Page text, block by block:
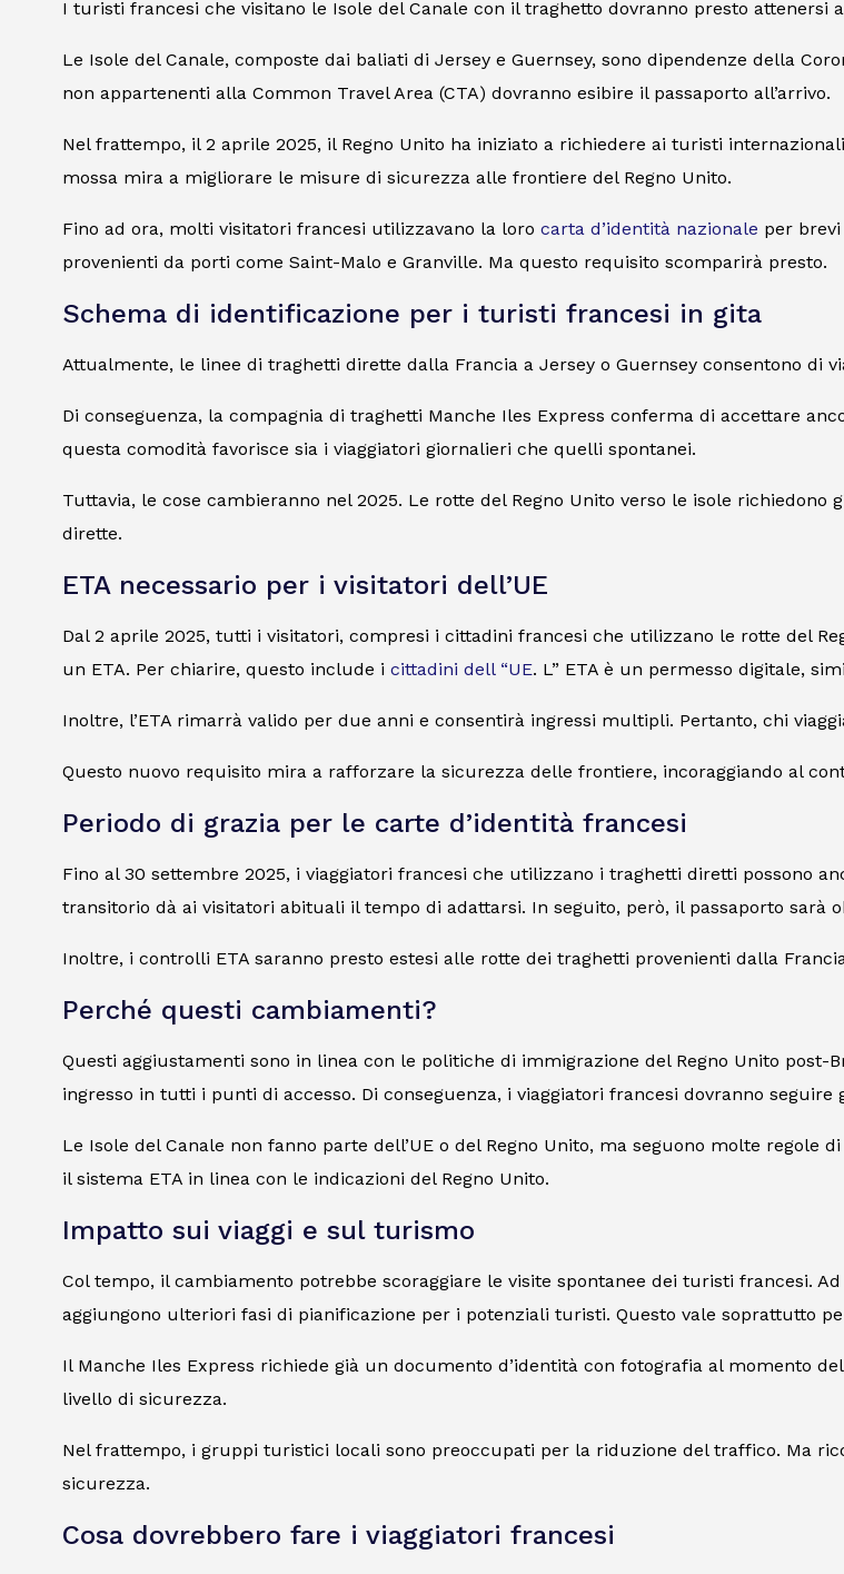
I turisti francesi che visitano le Isole del Canale con il traghetto dovranno presto attenersi
Le Isole del Canale, composte dai baliati di Jersey e Guernsey, sono dipendenze della
non appartenenti alla Common Travel Area (CTA) dovranno esibire il passaporto all’arrivo.
Nel frattempo, il 2 aprile 2025, il Regno Unito ha iniziato a richiedere ai turisti
mossa mira a migliorare le misure di sicurezza alle frontiere del Regno Unito.
Fino ad ora, molti visitatori francesi utilizzavano la loro carta d’identità nazionale per
provenienti da porti come Saint-Malo e Granville. Ma questo requisito scomparirà presto.
Schema di identificazione per i turisti francesi in gita
Attualmente, le linee di traghetti dirette dalla Francia a Jersey o Guernsey consentono di
Di conseguenza, la compagnia di traghetti Manche Iles Express conferma di accettare
questa comodità favorisce sia i viaggiatori giornalieri che quelli spontanei.
Tuttavia, le cose cambieranno nel 2025. Le rotte del Regno Unito verso le isole
dirette.
ETA necessario per i visitatori dell’UE
Dal 2 aprile 2025, tutti i visitatori, compresi i cittadini francesi che utilizzano le rotte del
un ETA. Per chiarire, questo include i cittadini dell “UE. L” ETA è un permesso digitale,
Inoltre, l’ETA rimarrà valido per due anni e consentirà ingressi multipli. Pertanto, chi
Questo nuovo requisito mira a rafforzare la sicurezza delle frontiere, incoraggiando al
Periodo di grazia per le carte d’identità francesi
Fino al 30 settembre 2025, i viaggiatori francesi che utilizzano i traghetti diretti possono
transitorio dà ai visitatori abituali il tempo di adattarsi. In seguito, però, il passaporto sarà
Inoltre, i controlli ETA saranno presto estesi alle rotte dei traghetti provenienti dalla
Perché questi cambiamenti?
Questi aggiustamenti sono in linea con le politiche di immigrazione del Regno Unito post-
ingresso in tutti i punti di accesso. Di conseguenza, i viaggiatori francesi dovranno seguire
Le Isole del Canale non fanno parte dell’UE o del Regno Unito, ma seguono molte regole
il sistema ETA in linea con le indicazioni del Regno Unito.
Impatto sui viaggi e sul turismo
Col tempo, il cambiamento potrebbe scoraggiare le visite spontanee dei turisti francesi.
aggiungono ulteriori fasi di pianificazione per i potenziali turisti. Questo vale soprattutto
Il Manche Iles Express richiede già un documento d’identità con fotografia al momento
livello di sicurezza.
Nel frattempo, i gruppi turistici locali sono preoccupati per la riduzione del traffico. Ma
sicurezza.
Cosa dovrebbero fare i viaggiatori francesi